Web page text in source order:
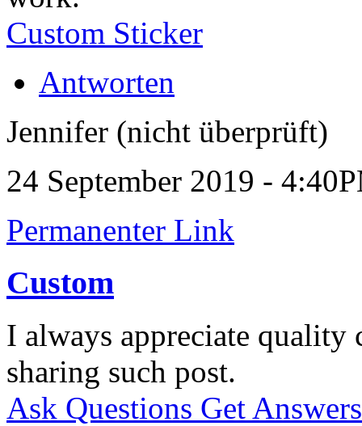
Custom Sticker
Antworten
Jennifer (nicht überprüft)
24 September 2019 -
Permanenter Link
Custom
I always appreciate
sharing such post.
Ask Questions Get Answers